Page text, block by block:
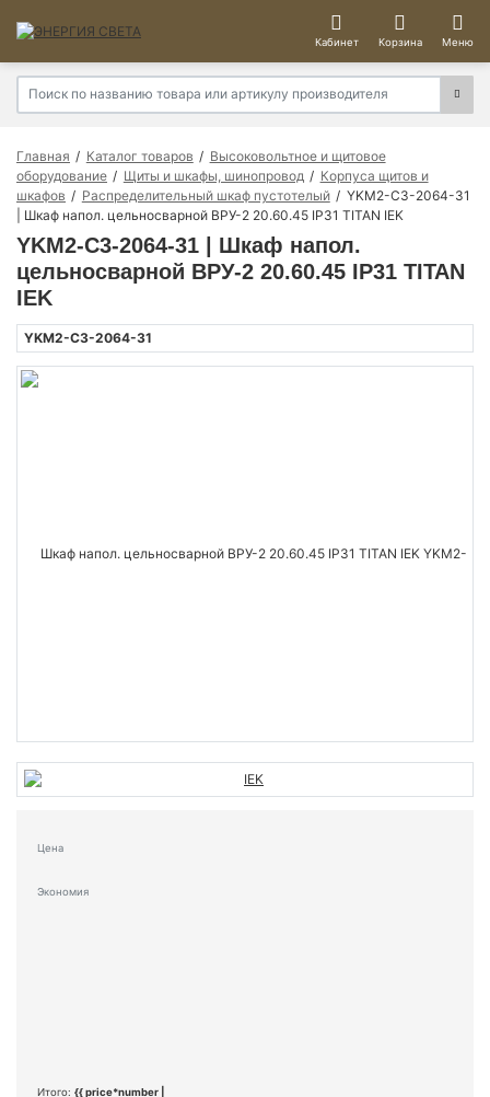
Кабинет Корзина Меню
Главная Каталог товаров
Высоковольтное и щитовое
оборудование
Щиты и шкафы, шинопровод
Корпуса щитов и
шкафов
Распределительный шкаф пустотелый
YKM2-C3-2064-31
| Шкаф напол. цельносварной ВРУ-2 20.60.45 IP31 TITAN IEK
YKM2-C3-2064-31 | Шкаф напол.
цельносварной ВРУ-2 20.60.45 IP31 TITAN
IEK
YKM2-C3-2064-31
Цена
Экономия
Итого: {{ price*number |